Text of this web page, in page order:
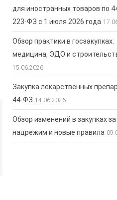
для иностранных товаров по
223-ФЗ с 1 июля 2026 года
Обзор практики в госзакупках:
медицина, ЭДО и
15.06.2026
Закупка лекарственных
44-ФЗ 14.06.2026
Обзор изменений в закупках
нацрежим и новые правила